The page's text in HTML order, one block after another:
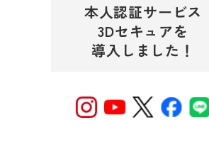
本人認証サービス
3Dセキュアを
導入しました！